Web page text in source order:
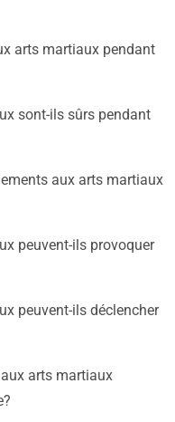
arts martiaux pendant
sont-ils sûrs pendant
aux arts martiaux
peuvent-ils provoquer
peuvent-ils déclencher
arts martiaux